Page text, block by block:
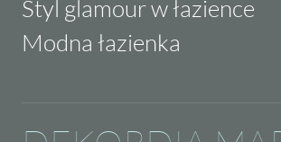
Styl glamour w łazience
Modna łazienka